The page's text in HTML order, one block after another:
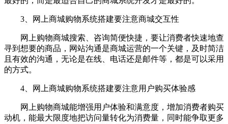
3、网上商城购物系统搭建要注意商城交互性
网上购物商城搜索、咨询简便快捷，要让消费者快速地查
寻到想要的商品，网站沟通是商城运营的一个关键，及时简洁
且有效的沟通，无论是在线、电话还是邮件等，都是可以采用
的方式。
4、网上商城购物系统搭建要注意用户购买体验感
网上购物商城能增强用户体验和满意度，增加消费者购买
动机，能最大限度地把访问量转化为消费量，同时能争取更多